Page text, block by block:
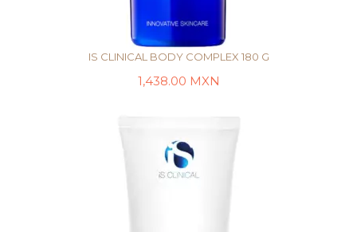
IS CLINICAL BODY COMPLEX 180 G
1,438.00 MXN